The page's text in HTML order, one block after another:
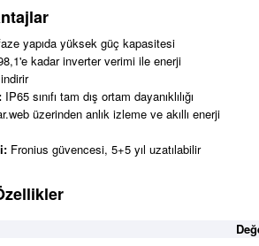
yapıda yüksek güç kapasitesi
kadar inverter verimi ile enerji
IP65 sınıfı tam dış ortam dayanıklılığı
üzerinden anlık izleme ve akıllı enerji
Fronius güvencesi, 5+5 yıl uzatılabilir